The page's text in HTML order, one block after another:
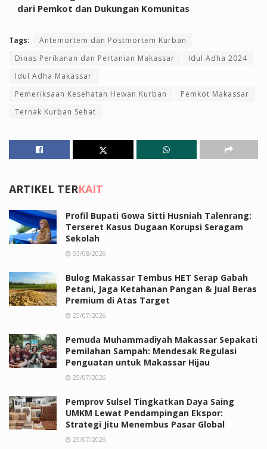
dari Pemkot dan Dukungan Komunitas
Tags:
Antemortem dan Postmortem Kurban
Dinas Perikanan dan Pertanian Makassar
Idul Adha 2024
Idul Adha Makassar
Pemeriksaan Kesehatan Hewan Kurban
Pemkot Makassar
Ternak Kurban Sehat
ARTIKEL TERKAIT
Profil Bupati Gowa Sitti Husniah Talenrang:
Terseret Kasus Dugaan Korupsi Seragam
Sekolah
03/08/2026
Bulog Makassar Tembus HET Serap Gabah
Petani, Jaga Ketahanan Pangan & Jual Beras
Premium di Atas Target
25/07/2026
Pemuda Muhammadiyah Makassar Sepakati
Pemilahan Sampah: Mendesak Regulasi
Penguatan untuk Makassar Hijau
25/07/2026
Pemprov Sulsel Tingkatkan Daya Saing
UMKM Lewat Pendampingan Ekspor:
Strategi Jitu Menembus Pasar Global
25/07/2026